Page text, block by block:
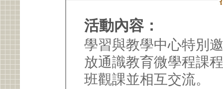
活動內容：
學習與教學中心特別
放通識教育微學程課
班觀課並相互交流。